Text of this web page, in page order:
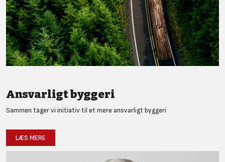
Ansvarligt byggeri
Sammen tager vi initiativ til et mere ansvarligt byggeri
LÆS MERE